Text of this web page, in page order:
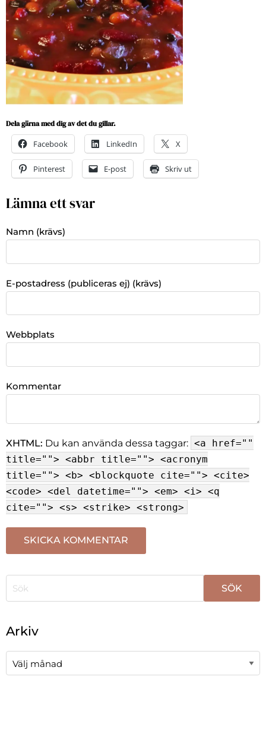
Dela gärna med dig av det du gillar.
Facebook LinkedIn X
Pinterest E-post Skriv ut
Lämna ett svar
Namn (krävs)
E-postadress (publiceras ej) (krävs)
Webbplats
Kommentar
XHTML: Du kan använda dessa taggar: <a href=""
title=""> <abbr title=""> <acronym
title=""> <b> <blockquote cite=""> <cite>
<code> <del datetime=""> <em> <i> <q
cite=""> <s> <strike> <strong>
Arkiv